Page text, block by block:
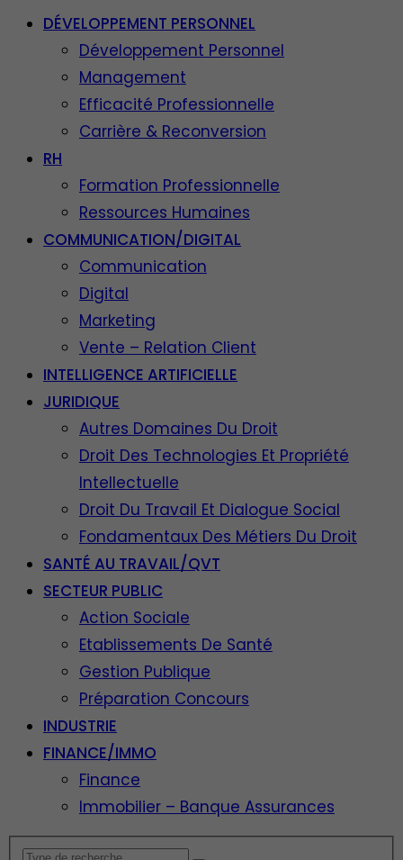
DÉVELOPPEMENT PERSONNEL
Développement Personnel
Management
Efficacité Professionnelle
Carrière & Reconversion
RH
Formation Professionnelle
Ressources Humaines
COMMUNICATION/DIGITAL
Communication
Digital
Marketing
Vente – Relation Client
INTELLIGENCE ARTIFICIELLE
JURIDIQUE
Autres Domaines Du Droit
Droit Des Technologies Et Propriété
Intellectuelle
Droit Du Travail Et Dialogue Social
Fondamentaux Des Métiers Du Droit
SANTÉ AU TRAVAIL/QVT
SECTEUR PUBLIC
Action Sociale
Etablissements De Santé
Gestion Publique
Préparation Concours
INDUSTRIE
FINANCE/IMMO
Finance
Immobilier – Banque Assurances